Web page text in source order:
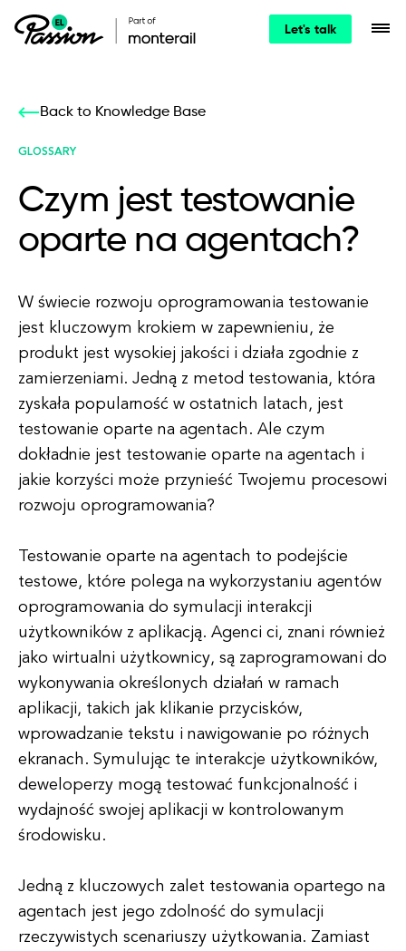
Let's talk
Back to Knowledge Base
GLOSSARY
Czym jest testowanie
oparte na agentach?
W świecie rozwoju oprogramowania testowanie
jest kluczowym krokiem w zapewnieniu, że
produkt jest wysokiej jakości i działa zgodnie z
zamierzeniami. Jedną z metod testowania, która
zyskała popularność w ostatnich latach, jest
testowanie oparte na agentach. Ale czym
dokładnie jest testowanie oparte na agentach i
jakie korzyści może przynieść Twojemu procesowi
rozwoju oprogramowania?
Testowanie oparte na agentach to podejście
testowe, które polega na wykorzystaniu agentów
oprogramowania do symulacji interakcji
użytkowników z aplikacją. Agenci ci, znani również
jako wirtualni użytkownicy, są zaprogramowani do
wykonywania określonych działań w ramach
aplikacji, takich jak klikanie przycisków,
wprowadzanie tekstu i nawigowanie po różnych
ekranach. Symulując te interakcje użytkowników,
deweloperzy mogą testować funkcjonalność i
wydajność swojej aplikacji w kontrolowanym
środowisku.
Jedną z kluczowych zalet testowania opartego na
agentach jest jego zdolność do symulacji
rzeczywistych scenariuszy użytkowania. Zamiast